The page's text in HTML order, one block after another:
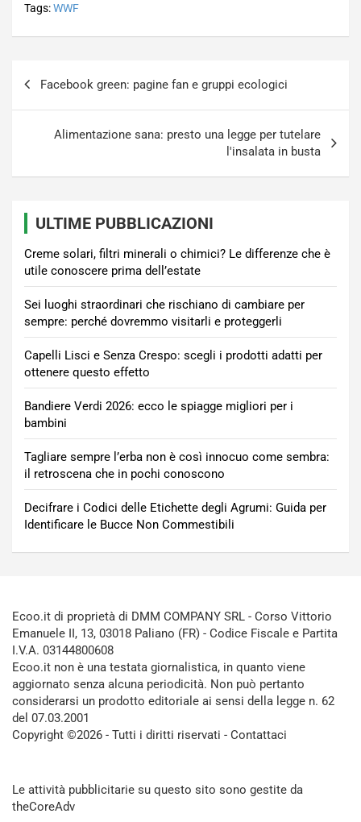
Tags:WWF
Facebook green: pagine fan e gruppi ecologici
Alimentazione sana: presto una legge per tutelare
l'insalata in busta
ULTIME PUBBLICAZIONI
Creme solari, filtri minerali o chimici? Le differenze che è
utile conoscere prima dell’estate
Sei luoghi straordinari che rischiano di cambiare per
sempre: perché dovremmo visitarli e proteggerli
Capelli Lisci e Senza Crespo: scegli i prodotti adatti per
ottenere questo effetto
Bandiere Verdi 2026: ecco le spiagge migliori per i
bambini
Tagliare sempre l’erba non è così innocuo come sembra:
il retroscena che in pochi conoscono
Decifrare i Codici delle Etichette degli Agrumi: Guida per
Identificare le Bucce Non Commestibili
Ecoo.it di proprietà di DMM COMPANY SRL - Corso Vittorio
Emanuele II, 13, 03018 Paliano (FR) - Codice Fiscale e Partita
I.V.A. 03144800608
Ecoo.it non è una testata giornalistica, in quanto viene
aggiornato senza alcuna periodicità. Non può pertanto
considerarsi un prodotto editoriale ai sensi della legge n. 62
del 07.03.2001
Copyright ©2026 - Tutti i diritti riservati - Contattaci
Le attività pubblicitarie su questo sito sono gestite da
theCoreAdv